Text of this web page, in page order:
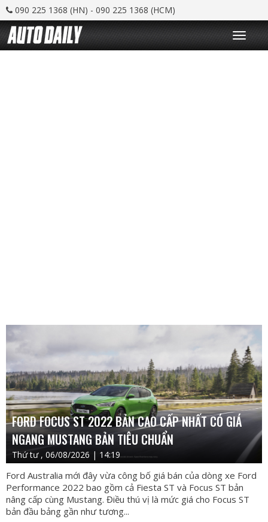
090 225 1368 (HN) - 090 225 1368 (HCM)
T
o
g
FORD FOCUS ST 2022 BẢN CAO CẤP NHẤT CÓ GIÁ
NGANG MUSTANG BẢN TIÊU CHUẨN
Thứ tư , 06/08/2026 | 14:19
Ford Australia mới đây vừa công bố giá bán của dòng xe Ford
Performance 2022 bao gồm cả Fiesta ST và Focus ST bản
nâng cấp cùng Mustang. Điều thú vị là mức giá cho Focus ST
bản đầu bảng gần như tương...